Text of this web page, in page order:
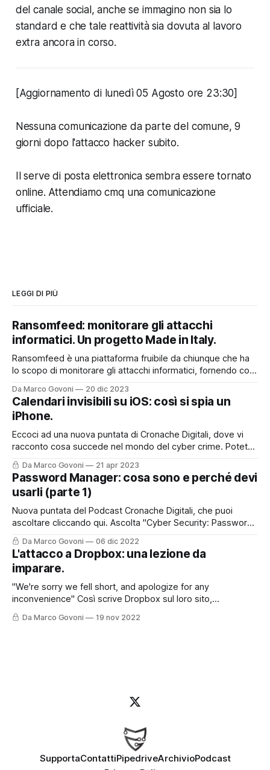
del canale social, anche se immagino non sia lo
standard e che tale reattività sia dovuta al lavoro
extra ancora in corso.
[Aggiornamento di lunedì 05 Agosto ore 23:30]
Nessuna comunicazione da parte del comune, 9
giorni dopo l'attacco hacker subito.
Il serve di posta elettronica sembra essere tornato
online. Attendiamo cmq una comunicazione
ufficiale.
LEGGI DI PIÙ
Ransomfeed: monitorare gli attacchi
informatici. Un progetto Made in Italy.
Ransomfeed è una piattaforma fruibile da chiunque che ha
lo scopo di monitorare gli attacchi informatici, fornendo così
security, ma non solo. E' anche uno strumento divulgativo
che permette a tutti quanti di poter accedere ad
informazioni che spesso
Da Marco Govoni 20 dic 2023
Calendari invisibili su iOS: così si spia un
iPhone.
Eccoci ad una nuova puntata di Cronache Digitali, dove vi
racconto cosa succede nel mondo del cyber crime. Potete
asoltare la puntata sul mio Podcast, cliccando qui o nel box
sottostante, oppure, continuare a leggere per trovare tutti i
riferimenti ed i link presenti nella storia del podcast di oggi.
Da Marco Govoni 21 apr 2023
Password Manager: cosa sono e perché devi
usarli (parte 1)
Nuova puntata del Podcast Cronache Digitali, che puoi
ascoltare cliccando qui. Ascolta "Cyber Security: Password
Manager. Cosa sono e perché devi usarli." su Spreaker.
Oggi vi lascio anche il contributo con questo post perché
l'argomento è molto interessante e certamente andrà
Da Marco Govoni 06 dic 2022
L'attacco a Dropbox: una lezione da
imparare.
"We're sorry we fell short, and apologize for any
inconvenience" Così scrive Dropbox sul loro sito,
raccontando come sia stato possibile - e come sia stato
gestito - un recente attacco informatico. Ma partiamo
Da Marco Govoni 19 nov 2022
SupportaContattiPipedriveArchivioPodcast